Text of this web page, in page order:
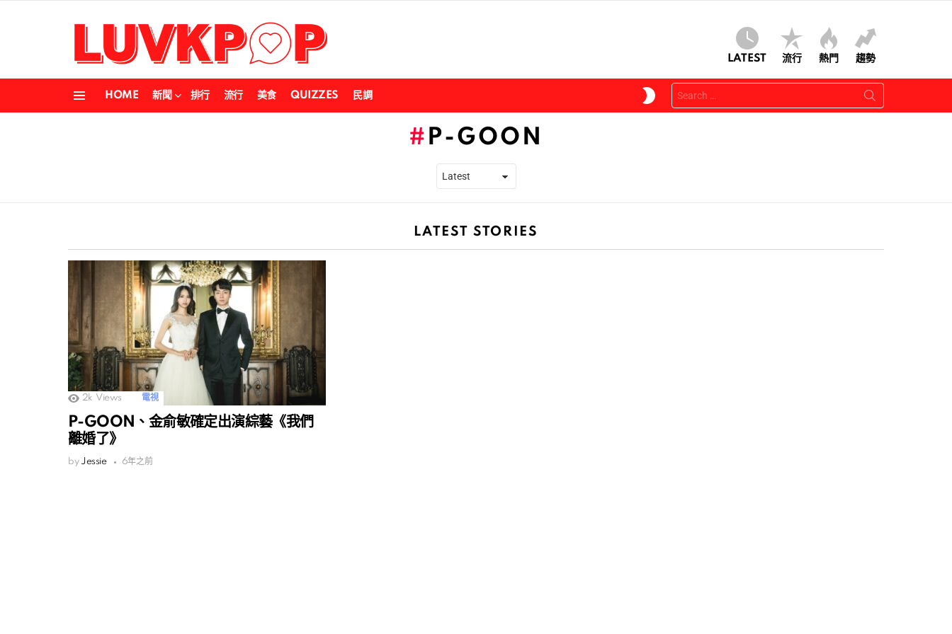
LATEST 流行 熱門 趨勢
HOME 新聞 排行 流行 美食 QUIZZES 民調
SKIN
Search
for:
P-GOON
LATEST STORIES
2k Views 電視
P-GOON、金俞敏確定出演綜藝《我們
離婚了》
by Jessie 6年之前